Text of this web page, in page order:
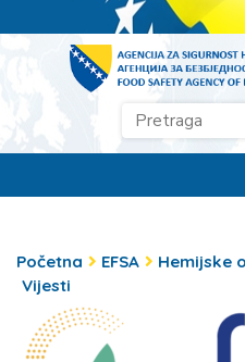
Početna EFSA Hemijske
Vijesti